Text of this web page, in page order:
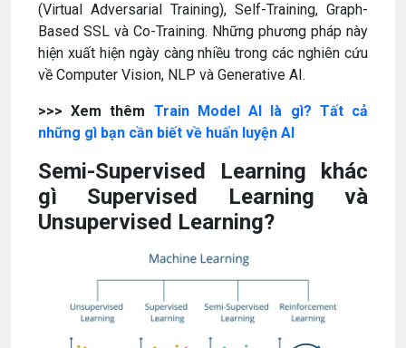
(Virtual Adversarial Training), Self-Training, Graph-
Based SSL và Co-Training. Những phương pháp này
hiện xuất hiện ngày càng nhiều trong các nghiên cứu
về Computer Vision, NLP và Generative AI.
>>> Xem thêm Train Model AI là gì? Tất cả
những gì bạn cần biết về huấn luyện AI
Semi-Supervised Learning khác
gì Supervised Learning và
Unsupervised Learning?